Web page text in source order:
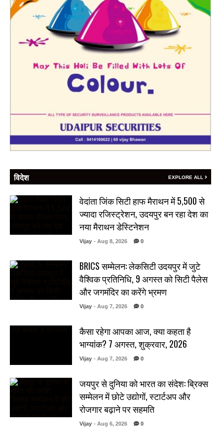
विदेश EXPLORE ALL
वेदांता जिंक सिटी हाफ मैराथन में 5,500 से
ज्यादा रजिस्ट्रेशन, उदयपुर बन रहा देश का
नया मैराथन डेस्टिनेशन
Vijay - Aug 8, 2026 0
BRICS सम्मेलन: लेकसिटी उदयपुर में जुटे
वैश्विक प्रतिनिधि, 9 अगस्त को सिटी पैलेस
और जगमंदिर का करेंगे भ्रमण
Vijay - Aug 7, 2026 0
कैसा रहेगा आपका आज, क्या कहता है
भाग्यांक? 7 अगस्त, शुक्रवार, 2026
Vijay - Aug 7, 2026 0
जयपुर से दुनिया को भारत का संदेश: ब्रिक्स
सम्मेलन में छोटे उद्योगों, स्टार्टअप और
रोजगार बढ़ाने पर सहमति
Vijay - Aug 6, 2026 0